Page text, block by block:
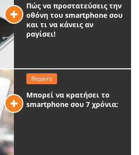
Πώς να προστατεύσεις την
οθόνη του smartphone σου
και τι να κάνεις αν
ραγίσει!
Repairs
Μπορεί να κρατήσει το
smartphone σου 7 χρόνια;